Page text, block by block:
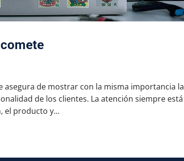
asegura de mostrar con la misma importancia la
de los clientes. La atención siempre está
el producto y...